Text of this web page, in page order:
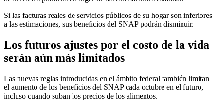
Si las facturas reales de servicios públicos de su hogar son inferiores
a las estimaciones, sus beneficios del SNAP podrán disminuir.
Los futuros ajustes por el costo de la vida
serán aún más limitados
Las nuevas reglas introducidas en el ámbito federal también limitan
el aumento de los beneficios del SNAP cada octubre en el futuro,
incluso cuando suban los precios de los alimentos.